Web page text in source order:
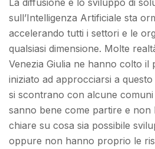
La diffusione e lo sviluppo di
sull’Intelligenza Artificiale sta
accelerando tutti i settori e le
qualsiasi dimensione. Molte
Venezia Giulia ne hanno colto il
iniziato ad approcciarsi a
si scontrano con alcune
sanno bene come partire e non
chiare su cosa sia possibile
oppure non hanno proprio le